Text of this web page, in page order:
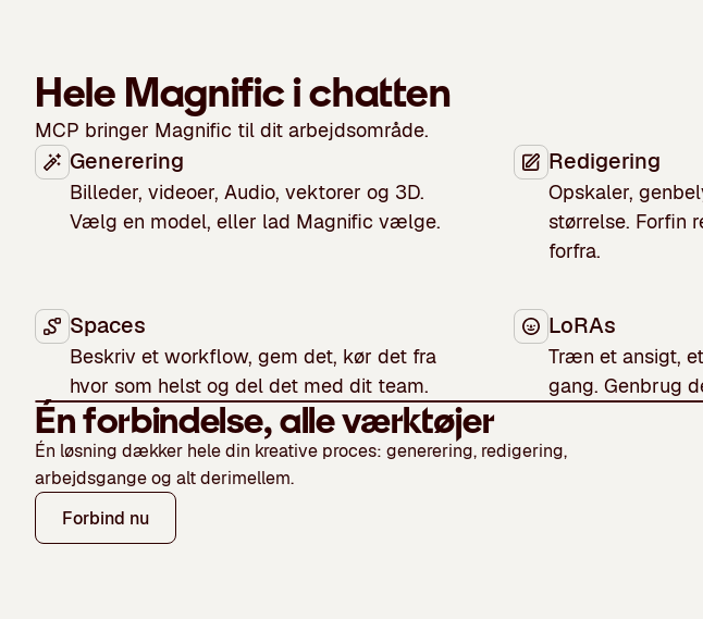
Hele Magnific i chatten
MCP bringer Magnific til dit arbejdsområde.
Generering
Billeder, videoer, Audio, vektorer og 3D.
Vælg en model, eller lad Magnific vælge.
Redigering
Opskaler,
størrelse. Forfin
forfra.
Spaces
Beskriv et workflow, gem det, kør det fra
hvor som helst og del det med dit team.
LoRAs
Træn et ansigt,
gang. Genbrug
Watch video
Én forbindelse, alle værktøjer
Én løsning dækker hele din kreative proces: generering, redigering,
arbejdsgange og alt derimellem.
Forbind nu